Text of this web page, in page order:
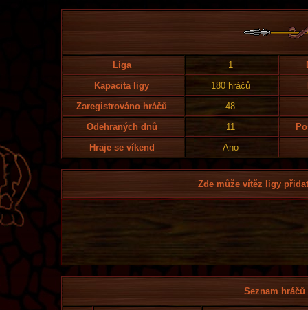
Liga 1
Kapacita ligy
180 hráčů
Zaregistrováno hráčů
48
Odehraných dnů
11
Hraje se víkend
Ano
Zde může vítěz ligy
Seznam